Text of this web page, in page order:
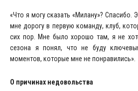
«Что я могу сказать «Милану»? Спасибо.
мне дорогу в первую команду, клуб,
сих пор. Мне было хорошо там, я не
сезона я понял, что не буду
моментов, которые мне не понравились».
О причинах недовольства